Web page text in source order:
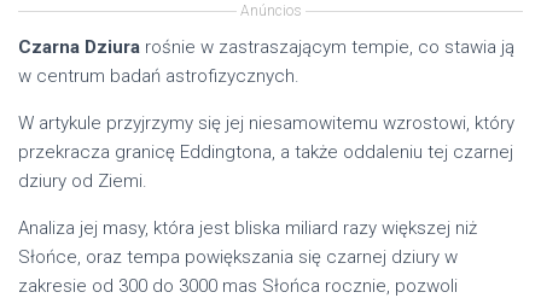
G
I
Anúncios
Czarna Dziura rośnie w zastraszającym tempie, co stawia ją
w centrum badań astrofizycznych.
W artykule przyjrzymy się jej niesamowitemu wzrostowi, który
przekracza granicę Eddingtona, a także oddaleniu tej czarnej
dziury od Ziemi.
Analiza jej masy, która jest bliska miliard razy większej niż
Słońce, oraz tempa powiększania się czarnej dziury w
zakresie od 300 do 3000 mas Słońca rocznie, pozwoli